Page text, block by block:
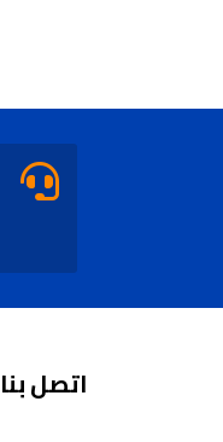
اتصل بنا